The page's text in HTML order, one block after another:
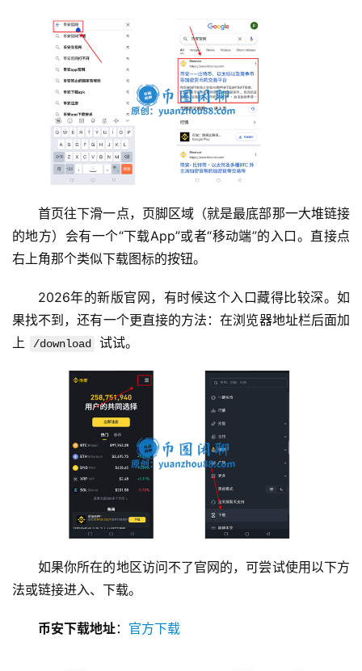
首页往下滑一点，页脚区域（就是最底部那一大堆链接
的地方）会有一个“下载App”或者“移动端”的入口。直接点
右上角那个类似下载图标的按钮。
2026年的新版官网，有时候这个入口藏得比较深。如
果找不到，还有一个更直接的方法：在浏览器地址栏后面加
上
/download 试试。
如果你所在的地区访问不了官网的，可尝试使用以下方
法或链接进入、下载。
币安下载地址： 官方下载